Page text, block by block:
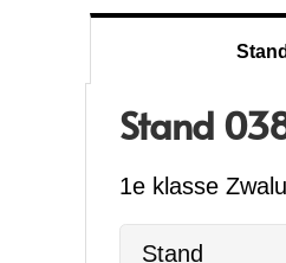
Stand
Stand
1e klasse